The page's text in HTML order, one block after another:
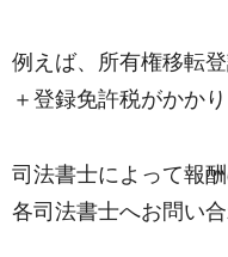
例えば、所有権移転
＋登録免許税がかかり
司法書士によって報
各司法書士へお問い合